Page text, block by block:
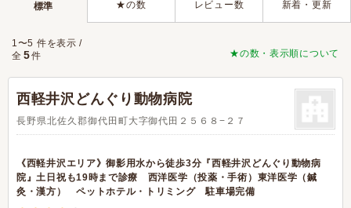
標準 ★の数 レビュー数 新着・更新
★の数・表示順について
1〜5 件を表示 /
全 5件
西軽井沢どんぐり動物病院
長野県北佐久郡御代田町大字御代田２５６８−２７
《西軽井沢エリア》御影用水から徒歩3分『西軽井沢どんぐり動物病
院』土日祝も19時まで診療 西洋医学（投薬・手術）東洋医学（鍼
灸・漢方） ペットホテル・トリミング 駐車場完備